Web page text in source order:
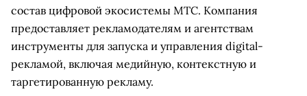
состав цифровой экосистемы МТС. Компания
предоставляет рекламодателям и агентствам
инструменты для запуска и управления digital-
рекламой, включая медийную, контекстную и
таргетированную рекламу.